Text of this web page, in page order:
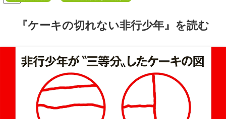
『ケーキの切れない非行少年』を読む